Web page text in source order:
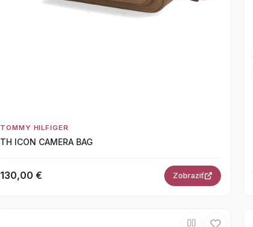
TOMMY HILFIGER
TH ICON CAMERA BAG
130,00 € Zobraziť